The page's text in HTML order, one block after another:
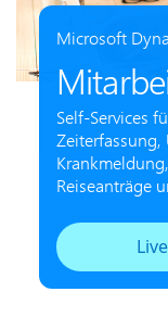
Microsoft
Self-Services
Zeiterfassung,
Reiseanträge